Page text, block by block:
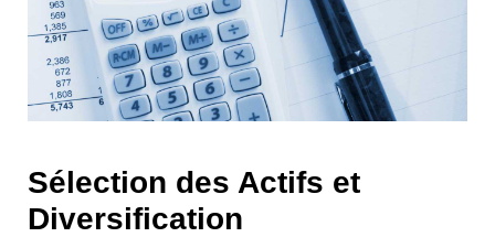
Sélection des Actifs et
Diversification